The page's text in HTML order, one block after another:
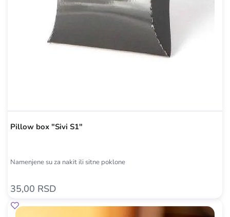
Pillow box "Sivi S1"
Namenjene su za nakit ili sitne poklone
35,00 RSD